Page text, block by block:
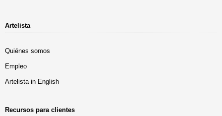
Artelista
Quiénes somos
Empleo
Artelista in English
Recursos para clientes